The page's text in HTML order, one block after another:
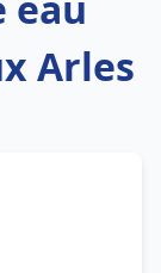
Arles